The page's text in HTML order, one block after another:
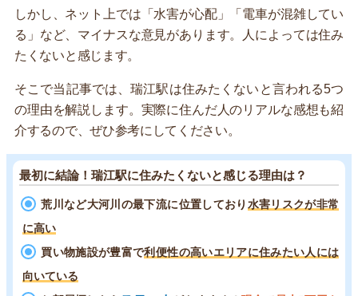
しかし、ネット上では「水害が心配」「電車が混雑してい
る」など、マイナスな意見があります。人によっては住み
たくないと感じます。
そこで当記事では、瑞江駅は住みたくないと言われる5つ
の理由を解説します。実際に住んだ人のリアルな感想も紹
介するので、ぜひ参考にしてください。
最初に結論！瑞江駅に住みたくないと感じる理由は？
荒川など大河川の最下流に位置しており 水害リスクが非常
に高い
買い物施設が豊富で利便性の高いエリアに住みたい人には
向いている